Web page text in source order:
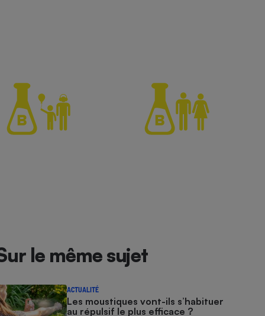
le même sujet
ACTUALITÉ
Les moustiques vont-ils s’habituer
au répulsif le plus efficace ?